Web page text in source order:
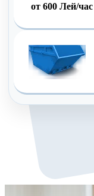
от 600 Лей/час